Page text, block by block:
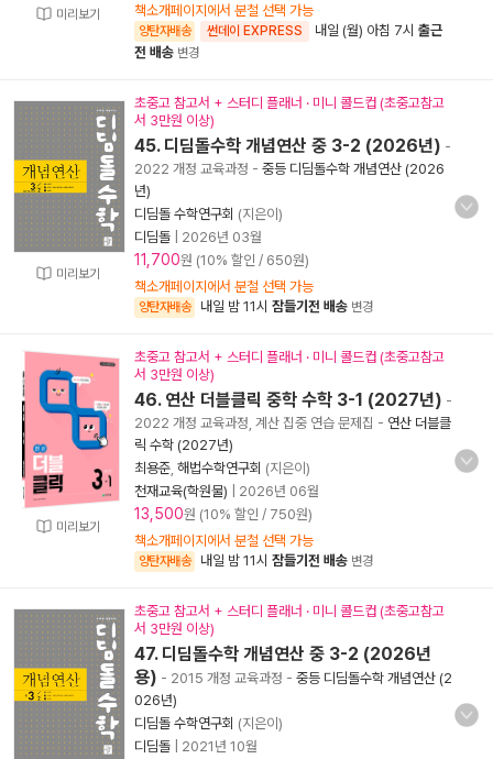
미리보기
책소개페이지에서 분철 선택 가능
양탄자배송 썬데이 EXPRESS 내일 (월) 아침 7시 출근
전 배송 변경
미리보기
초중고 참고서 + 스터디 플래너 · 미니 콜드컵 (초중고참고
서 3만원 이상)
45. 디딤돌수학 개념연산 중 3-2 (2026년) -
2022 개정 교육과정 - 중등 디딤돌수학 개념연산 (2026
년)
디딤돌 수학연구회 (지은이)
디딤돌
2026년 03월
11,700원 (10% 할인 / 650원)
책소개페이지에서 분철 선택 가능
양탄자배송 내일 밤 11시 잠들기전 배송 변경
미리보기
초중고 참고서 + 스터디 플래너 · 미니 콜드컵 (초중고참고
서 3만원 이상)
46. 연산 더블클릭 중학 수학 3-1 (2027년) -
2022 개정 교육과정, 계산 집중 연습 문제집 - 연산 더블클
릭 수학 (2027년)
최용준 해법수학연구회 (지은이)
천재교육(학원물)
2026년 06월
13,500원 (10% 할인 / 750원)
책소개페이지에서 분철 선택 가능
양탄자배송 내일 밤 11시 잠들기전 배송 변경
초중고 참고서 + 스터디 플래너 · 미니 콜드컵 (초중고참고
서 3만원 이상)
47. 디딤돌수학 개념연산 중 3-2 (2026년
용) - 2015 개정 교육과정 - 중등 디딤돌수학 개념연산 (2
026년)
디딤돌 수학연구회 (지은이)
디딤돌
2021년 10월